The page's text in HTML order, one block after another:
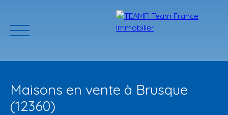
Maisons en vente à Brusque
(12360)